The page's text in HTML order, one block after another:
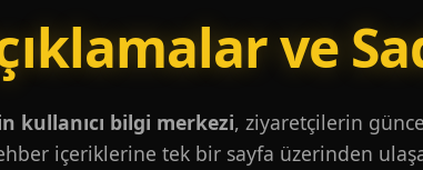
ve
kullanıcı bilgi merkezi, ziyaretçilerin
içeriklerine tek bir sayfa üzerinden